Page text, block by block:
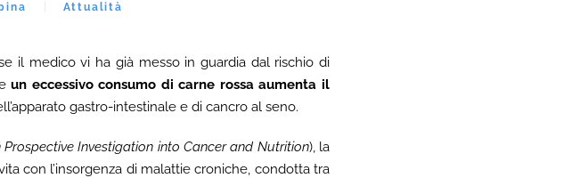
Attualità
il medico vi ha già messo in guardia dal rischio di
un eccessivo consumo di carne rossa aumenta il
gastro-intestinale e di cancro al seno.
Prospective Investigation into Cancer and Nutrition), la
con l’insorgenza di malattie croniche, condotta tra